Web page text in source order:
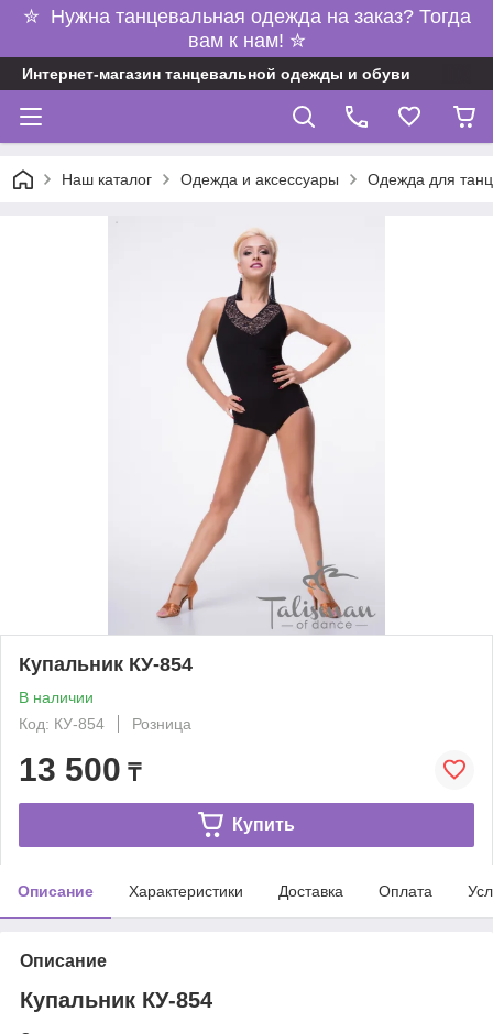
✮ Нужна танцевальная одежда на заказ? Тогда
вам к нам! ✮
Интернет-магазин танцевальной одежды и обуви
Наш каталог Одежда и аксессуары Одежда для
Купальник КУ-854
В наличии
Код: КУ-854
Розница
13 500 ₸
Купить
Описание Характеристики Доставка Оплата
Описание
Купальник КУ-854